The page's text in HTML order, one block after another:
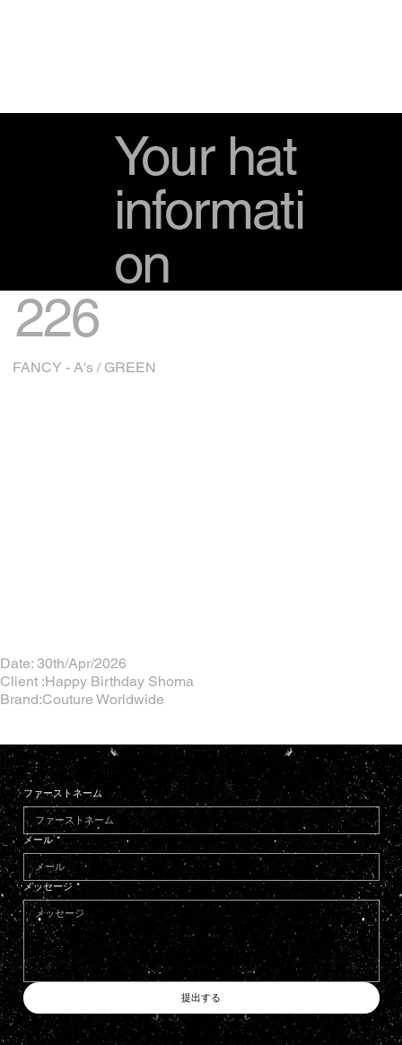
Your hat
informati
on
226
FANCY - A's / GREEN
Date: 30th/Apr/2026
Client :Happy Birthday Shoma
Brand:Couture Worldwide
ファーストネーム
メール *
メッセージ *
提出する